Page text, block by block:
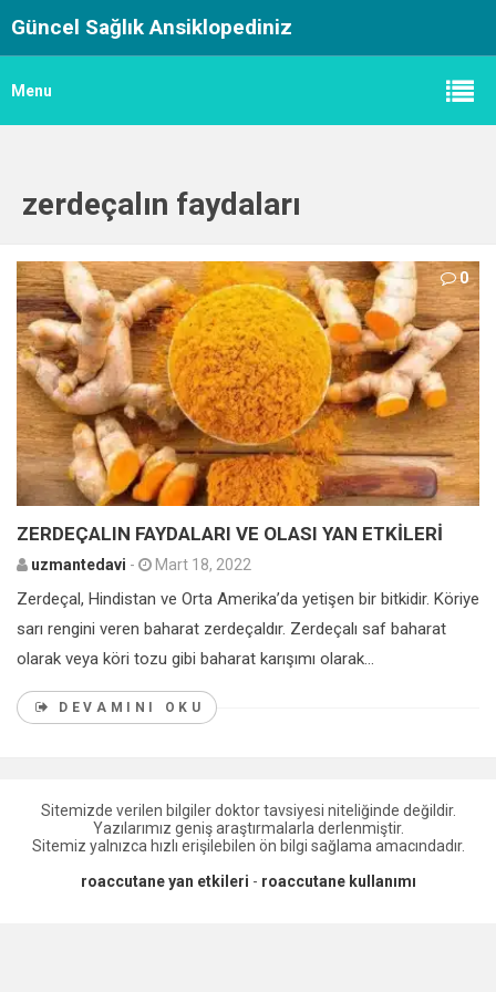
Güncel Sağlık Ansiklopediniz
Menu
zerdeçalın faydaları
0
ZERDEÇALIN FAYDALARI VE OLASI YAN ETKİLERİ
uzmantedavi - Mart 18, 2022
Zerdeçal, Hindistan ve Orta Amerika’da yetişen bir bitkidir. Köriye
sarı rengini veren baharat zerdeçaldır. Zerdeçalı saf baharat
olarak veya köri tozu gibi baharat karışımı olarak...
DEVAMINI OKU
Sitemizde verilen bilgiler doktor tavsiyesi niteliğinde değildir.
Yazılarımız geniş araştırmalarla derlenmiştir.
Sitemiz yalnızca hızlı erişilebilen ön bilgi sağlama amacındadır.
roaccutane yan etkileri - roaccutane kullanımı